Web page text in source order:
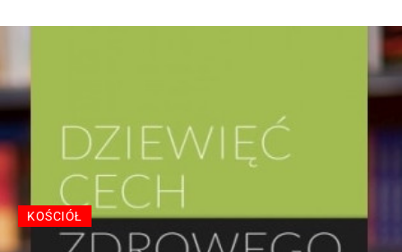
KOŚCIÓŁ